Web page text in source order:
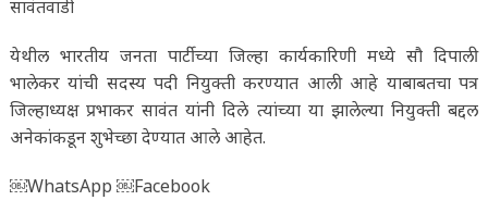
सावंतवाडी
येथील भारतीय जनता पार्टीच्या जिल्हा कार्यकारिणी मध्ये सौ दिपाली
भालेकर यांची सदस्य पदी नियुक्ती करण्यात आली आहे याबाबतचा पत्र
जिल्हाध्यक्ष प्रभाकर सावंत यांनी दिले त्यांच्या या झालेल्या नियुक्ती बद्दल
अनेकांकडून शुभेच्छा देण्यात आले आहेत.
￼WhatsApp ￼Facebook